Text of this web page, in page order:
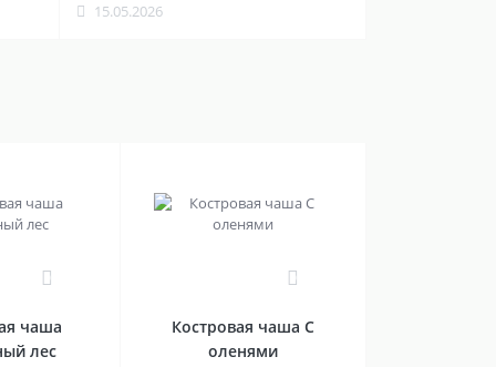
15.05.2026
чаша
лес
Костровая чаша С
оленями